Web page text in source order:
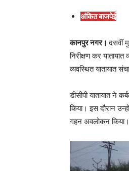
अंकित बाजपेई
कानपुर नगर।दसवीं
निरीक्षण कर
व्यवस्थित यातायात
डीसीपी यातायात ने
किया। इस दौरान
गहन अवलोकन किया।